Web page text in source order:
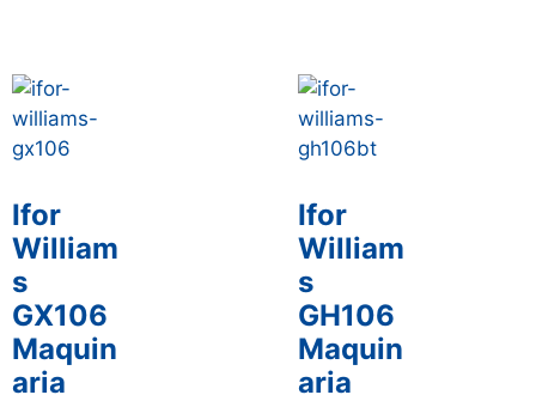
Ifor
William
s
GX106
Maquin
aria
Ifor
William
s
GH106
Maquin
aria